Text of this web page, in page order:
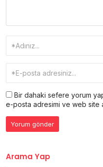
Bir dahaki sefere yorum
e-posta adresimi ve web site
Arama Yap